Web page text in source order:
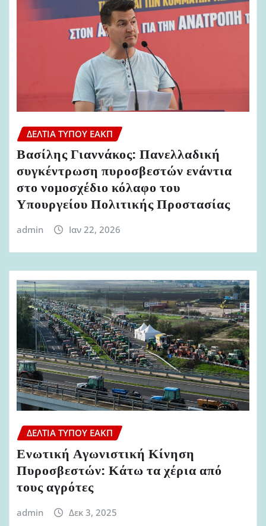
ΔΕΛΤΊΑ ΤΎΠΟΥ ΕΑΚΠ
Βασίλης Γιαννάκος: Πανελλαδική
συγκέντρωση πυροσβεστών ενάντια
στο νομοσχέδιο κόλαφο του
Υπουργείου Πολιτικής Προστασίας
admin Ιαν 22, 2026
ΔΕΛΤΊΑ ΤΎΠΟΥ ΕΑΚΠ
Ενωτική Αγωνιστική Κίνηση
Πυροσβεστών: Κάτω τα χέρια από
τους αγρότες
admin Δεκ 3, 2025